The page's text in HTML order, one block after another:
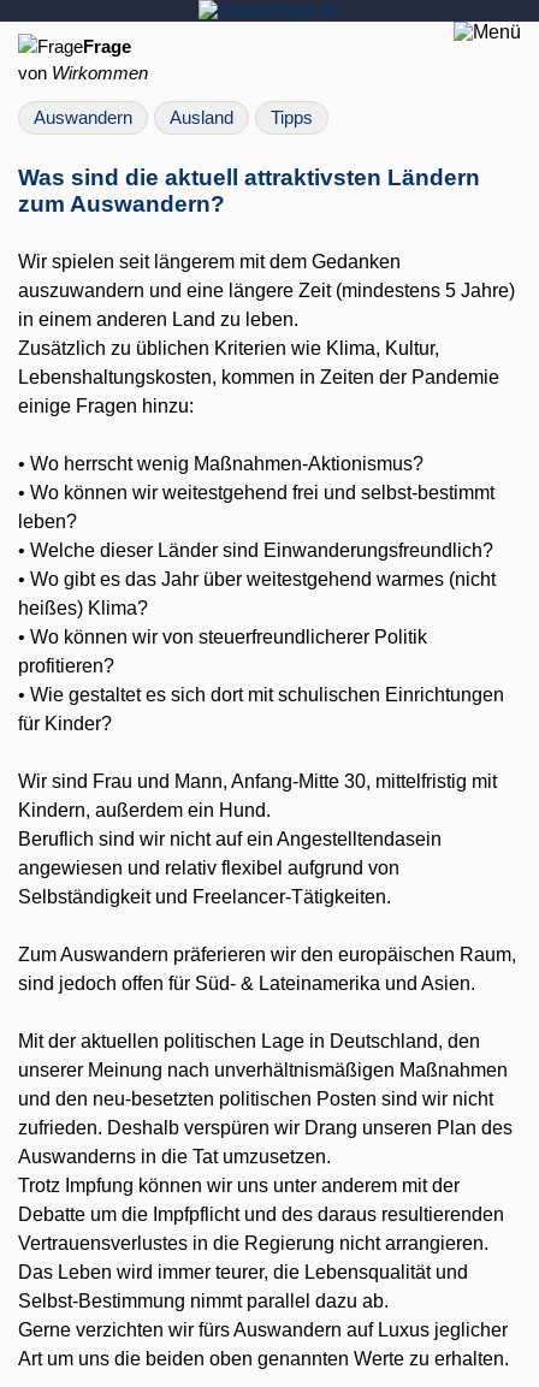
Frage
von Wirkommen
Auswandern Ausland Tipps
Was sind die aktuell attraktivsten Ländern
zum Auswandern?
Wir spielen seit längerem mit dem Gedanken
auszuwandern und eine längere Zeit (mindestens 5 Jahre)
in einem anderen Land zu leben.
Zusätzlich zu üblichen Kriterien wie Klima, Kultur,
Lebenshaltungskosten, kommen in Zeiten der Pandemie
einige Fragen hinzu:
• Wo herrscht wenig Maßnahmen-Aktionismus?
• Wo können wir weitestgehend frei und selbst-bestimmt
leben?
• Welche dieser Länder sind Einwanderungsfreundlich?
• Wo gibt es das Jahr über weitestgehend warmes (nicht
heißes) Klima?
• Wo können wir von steuerfreundlicherer Politik
profitieren?
• Wie gestaltet es sich dort mit schulischen Einrichtungen
für Kinder?
Wir sind Frau und Mann, Anfang-Mitte 30, mittelfristig mit
Kindern, außerdem ein Hund.
Beruflich sind wir nicht auf ein Angestelltendasein
angewiesen und relativ flexibel aufgrund von
Selbständigkeit und Freelancer-Tätigkeiten.
Zum Auswandern präferieren wir den europäischen Raum,
sind jedoch offen für Süd- & Lateinamerika und Asien.
Mit der aktuellen politischen Lage in Deutschland, den
unserer Meinung nach unverhältnismäßigen Maßnahmen
und den neu-besetzten politischen Posten sind wir nicht
zufrieden. Deshalb verspüren wir Drang unseren Plan des
Auswanderns in die Tat umzusetzen.
Trotz Impfung können wir uns unter anderem mit der
Debatte um die Impfpflicht und des daraus resultierenden
Vertrauensverlustes in die Regierung nicht arrangieren.
Das Leben wird immer teurer, die Lebensqualität und
Selbst-Bestimmung nimmt parallel dazu ab.
Gerne verzichten wir fürs Auswandern auf Luxus jeglicher
Art um uns die beiden oben genannten Werte zu erhalten.